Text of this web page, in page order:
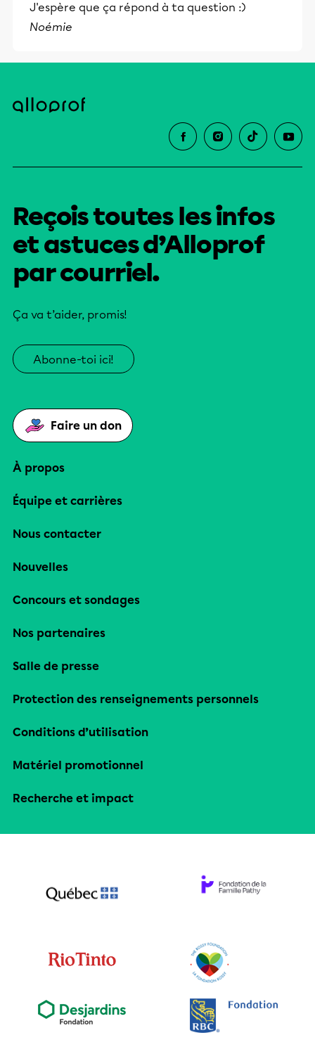
J'espère que ça répond à ta question :)
Noémie
Reçois toutes les infos
et astuces d’Alloprof
par courriel.
Ça va t’aider, promis!
Abonne-toi ici!
Faire un don
À propos
Équipe et carrières
Nous contacter
Nouvelles
Concours et sondages
Nos partenaires
Salle de presse
Protection des renseignements personnels
Conditions d’utilisation
Matériel promotionnel
Recherche et impact